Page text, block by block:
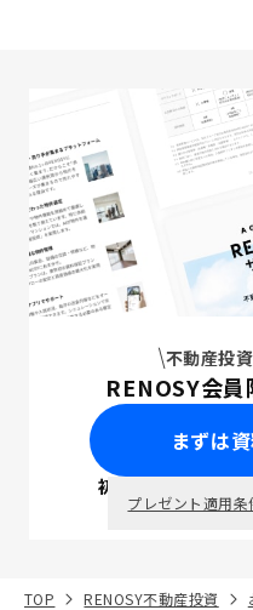
不動産投
RENOSY会員
まずは
初回面談で
プレゼント適用条
TOP RENOSY不動産投資